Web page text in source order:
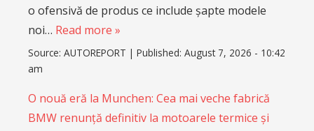
o ofensivă de produs ce include șapte modele
noi… Read more »
Source: AUTOREPORT | Published: August 7, 2026 - 10:42
am
O nouă eră la Munchen: Cea mai veche fabrică
BMW renunță definitiv la motoarele termice și